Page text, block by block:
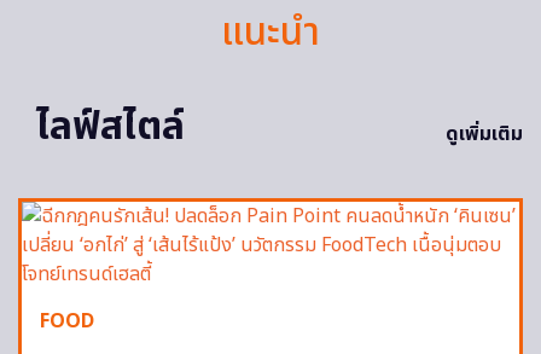
แนะนำ
ไลฟ์สไตล์
ดูเพิ่มเติม
FOOD